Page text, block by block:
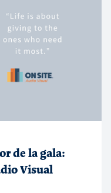
de la gala:
Visual